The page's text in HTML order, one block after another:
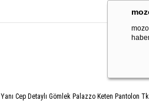
Yanı Cep Detaylı Gömlek Palazzo Keten Pantolon